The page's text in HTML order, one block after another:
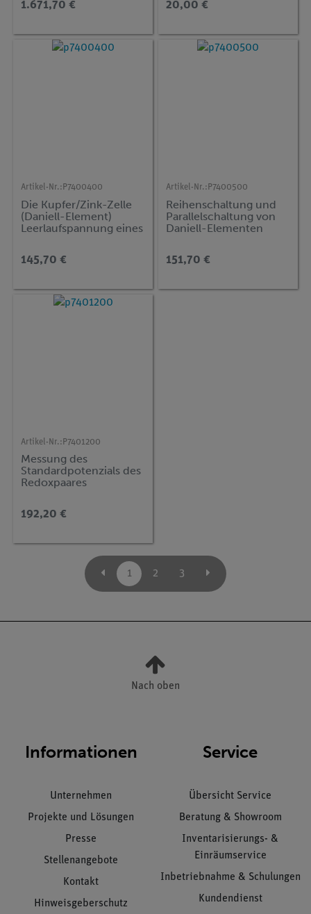
1.671,70 € 20,00 €
Artikel-Nr.: P7400400
Die Kupfer/Zink-Zelle
(Daniell-Element)
Leerlaufspannung eines
145,70 €
Artikel-Nr.: P7400500
Reihenschaltung und
Parallelschaltung von
Daniell-Elementen
151,70 €
Artikel-Nr.: P7401200
Messung des
Standardpotenzials des
Redoxpaares
192,20 €
1 2 3
Nach oben
Informationen
Unternehmen
Projekte und Lösungen
Presse
Stellenangebote
Kontakt
Hinweisgeberschutz
Service
Übersicht Service
Beratung & Showroom
Inventarisierungs- &
Einräumservice
Inbetriebnahme & Schulungen
Kundendienst